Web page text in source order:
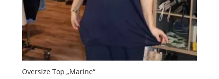
Oversize Top „Marine“